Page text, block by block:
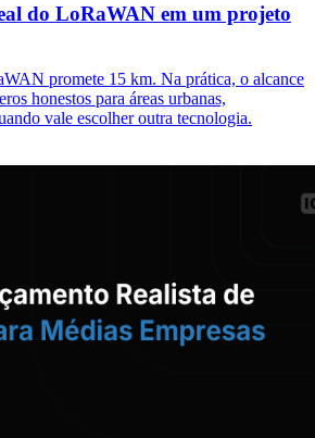
do LoRaWAN em um projeto
promete 15 km. Na prática, o alcance
honestos para áreas urbanas,
vale escolher outra tecnologia.